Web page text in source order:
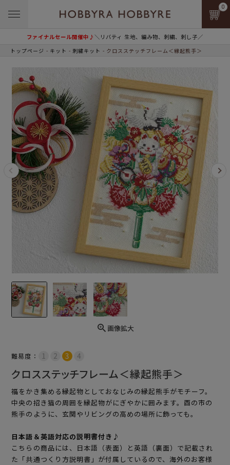
ファイナルセール開催中♪＼リバティ 生地、編み物、刺繍、刺し子／
0
トップページ キット 刺繍キット クロスステッチフレーム＜縁起熊手＞
画像拡大
難易度：
クロスステッチフレーム＜縁起熊手＞
福をかき集める縁起物としておなじみの縁起熊手がモチーフ。
中央の招き猫の周囲を縁起物がにぎやかに囲みます。酉の市の
熊手のように、玄関やリビングの高めの場所に飾っても。
日本語＆英語対応の説明書付き♪
こちらの商品には、日本語（表面）と英語（裏面）で記載され
た「共通つくり方説明書」が付属しているので、海外のお客様